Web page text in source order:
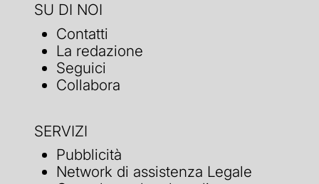
SU DI NOI
Contatti
La redazione
Seguici
Collabora
SERVIZI
Pubblicità
Network di assistenza Legale